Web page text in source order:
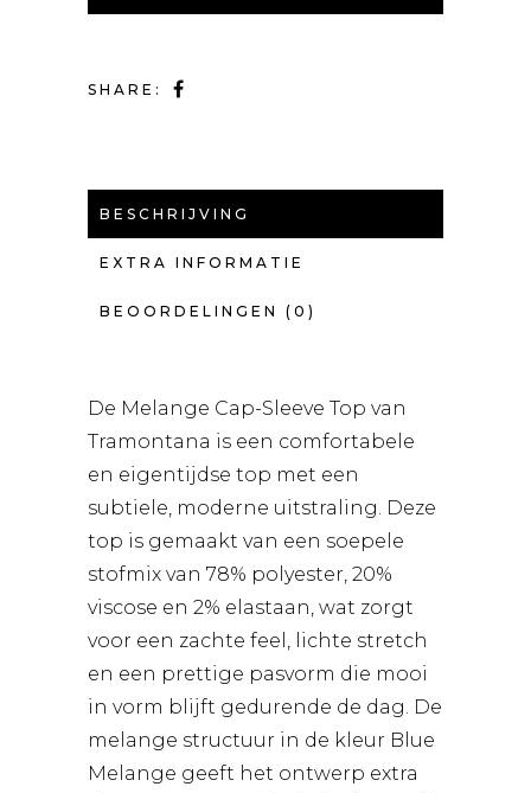
SHARE:
BESCHRIJVING
EXTRA INFORMATIE
BEOORDELINGEN (0)
De Melange Cap-Sleeve Top van
Tramontana is een comfortabele
en eigentijdse top met een
subtiele, moderne uitstraling. Deze
top is gemaakt van een soepele
stofmix van 78% polyester, 20%
viscose en 2% elastaan, wat zorgt
voor een zachte feel, lichte stretch
en een prettige pasvorm die mooi
in vorm blijft gedurende de dag. De
melange structuur in de kleur Blue
Melange geeft het ontwerp extra